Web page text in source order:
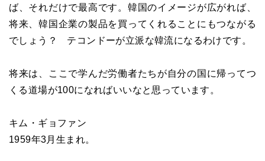
ば、それだけで最高です。韓国のイメージが広がれば、
将来、韓国企業の製品を買ってくれることにもつながる
でしょう？ テコンドーが立派な韓流になるわけです。
将来は、ここで学んだ労働者たちが自分の国に帰ってつ
くる道場が100になればいいなと思っています。
キム・ギョファン
1959年3月生まれ。